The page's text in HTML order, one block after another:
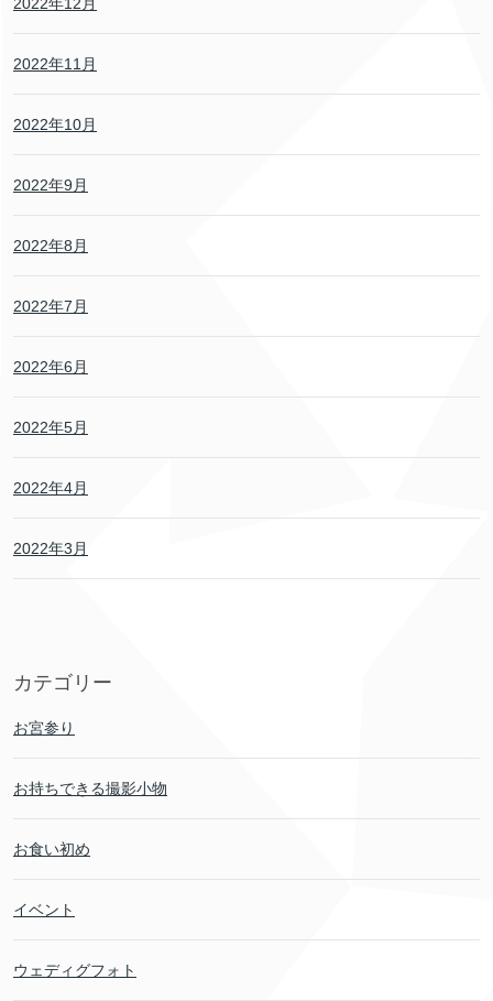
2022年11月
2022年10月
2022年9月
2022年8月
2022年7月
2022年6月
2022年5月
2022年4月
2022年3月
カテゴリー
お宮参り
お持ちできる撮影小物
お食い初め
イベント
ウェディグフォト